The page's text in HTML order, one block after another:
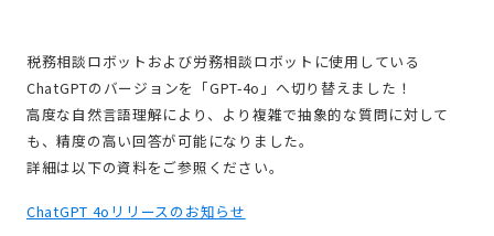
税務相談ロボットおよび労務相談ロボットに使用している
ChatGPTのバージョンを「GPT-4o」へ切り替えました！
高度な自然言語理解により、より複雑で抽象的な質問に対して
も、精度の高い回答が可能になりました。
詳細は以下の資料をご参照ください。
ChatGPT 4oリ リースのお知らせ